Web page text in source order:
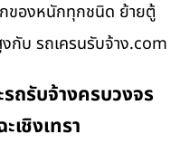
กของหนักทุกชนิด ย้ายตู้
กับ รถเครนรับจ้าง.com
ถรับจ้างครบวงจร
เชิงเทรา